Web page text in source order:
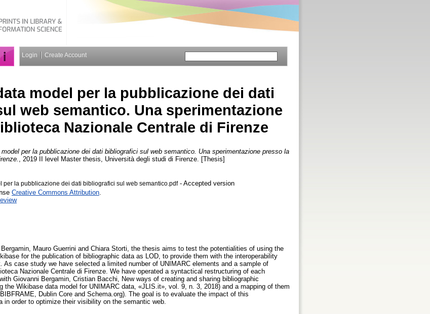
Login Create Account
model per la pubblicazione dei dati
web semantico. Una sperimentazione
Nazionale Centrale di Firenze
per la pubblicazione dei dati bibliografici sul web semantico. Una sperimentazione presso la
, 2019 II level Master thesis, Università degli studi di Firenze. [Thesis]
per la pubblicazione dei dati bibliografici sul web semantico.pdf- Accepted version
Creative Commons Attribution
Mauro Guerrini and Chiara Storti, the thesis aims to test the potentialities of using the
for the publication of bibliographic data as LOD, to provide them with the interoperability
As case study we have selected a limited number of UNIMARC elements and a sample of
Nazionale Centrale di Firenze. We have operated a syntactical restructuring of each
Giovanni Bergamin, Cristian Bacchi, New ways of creating and sharing bibliographic
the Wikibase data model for UNIMARC data, «JLIS.it», vol. 9, n. 3, 2018) and a mapping of them
Dublin Core and Schema.org). The goal is to evaluate the impact of this
in order to optimize their visibility on the semantic web.